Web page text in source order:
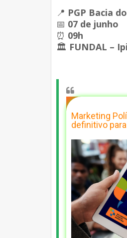
📍 PGP Bacia
📅 07 de junho
⏰ 09h
🏛️ FUNDAL –
Marketing
definitivo